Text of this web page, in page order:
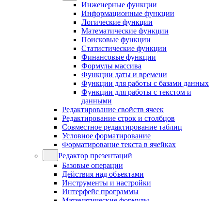
Инженерные функции
Информационные функции
Логические функции
Математические функции
Поисковые функции
Статистические функции
Финансовые функции
Формулы массива
Функции даты и времени
Функции для работы с базами данных
Функции для работы с текстом и
данными
Редактирование свойств ячеек
Редактирование строк и столбцов
Совместное редактирование таблиц
Условное форматирование
Форматирование текста в ячейках
Редактор презентаций
Базовые операции
Действия над объектами
Инструменты и настройки
Интерфейс программы